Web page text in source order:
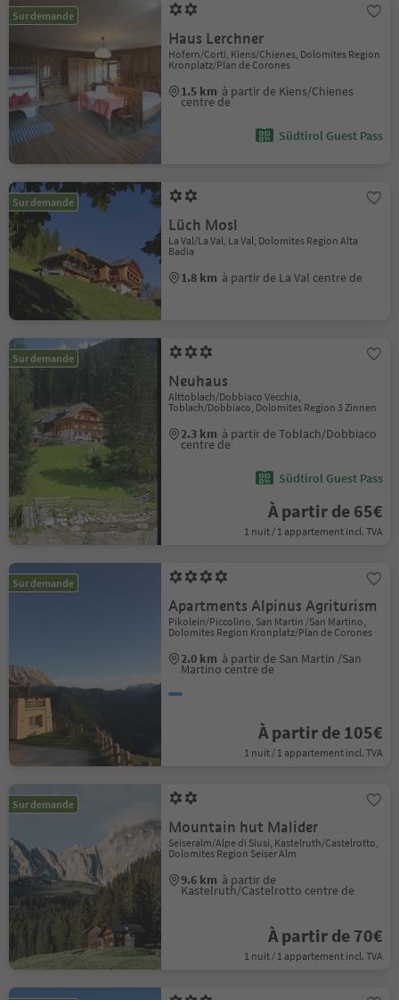
Sur demande
Haus Lerchner
Hofern/Corti, Kiens/Chienes, Dolomites Region
Kronplatz/Plan de Corones
1.5 km à partir de Kiens/Chienes
centre de
Südtirol Guest Pass
Sur demande
Lüch Mosl
La Val/La Val, La Val, Dolomites Region Alta
Badia
1.8 km à partir de La Val centre de
Sur demande
Neuhaus
Alttoblach/Dobbiaco Vecchia,
Toblach/Dobbiaco, Dolomites Region 3 Zinnen
2.3 km à partir de Toblach/Dobbiaco
centre de
Südtirol Guest Pass
À partir de 65€
1 nuit / 1 appartement incl. TVA
Sur demande
Apartments Alpinus Agriturism
Pikolein/Piccolino, San Martin /San Martino,
Dolomites Region Kronplatz/Plan de Corones
2.0 km à partir de San Martin /San
Martino centre de
À partir de 105€
1 nuit / 1 appartement incl. TVA
Sur demande
Mountain hut Malider
Seiseralm/Alpe di Siusi, Kastelruth/Castelrotto,
Dolomites Region Seiser Alm
9.6 km à partir de
Kastelruth/Castelrotto centre de
À partir de 70€
1 nuit / 1 appartement incl. TVA